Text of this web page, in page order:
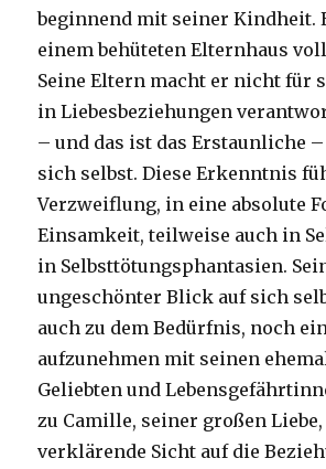
beginnend mit seiner Kindheit.
einem behüteten Elternhaus
Seine Eltern macht er nicht für
in Liebesbeziehungen
– und das ist das Erstaunliche –
sich selbst. Diese Erkenntnis
Verzweiflung, in eine absolute
Einsamkeit, teilweise auch in
in Selbsttötungsphantasien.
ungeschönter Blick auf sich
auch zu dem Bedürfnis, noch
aufzunehmen mit seinen
Geliebten und
zu Camille, seiner großen
verklärende Sicht auf die